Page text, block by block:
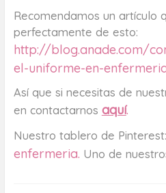
Recomendamos un artículo
perfectamente de esto:
http://blog.anade.com/
el-uniforme-en-
Así que si necesitas de
en contactarnos aquí.
Nuestro tablero de Pinterest:
enfermeria. Uno de